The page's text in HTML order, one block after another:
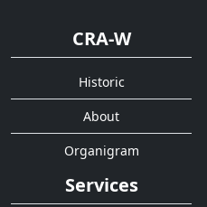
CRA-W
Historic
About
Organigram
Services